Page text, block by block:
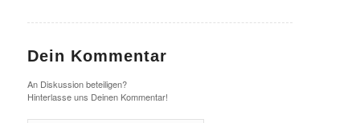
Dein Kommentar
An Diskussion beteiligen?
Hinterlasse uns Deinen Kommentar!